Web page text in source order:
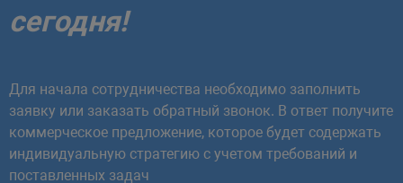
сегодня!
Для начала сотрудничества необходимо заполнить
заявку или заказать обратный звонок. В ответ получите
коммерческое предложение, которое будет содержать
индивидуальную стратегию с учетом требований и
поставленных задач